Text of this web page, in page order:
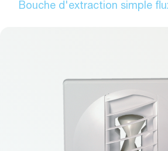
Bouche d'extraction simple